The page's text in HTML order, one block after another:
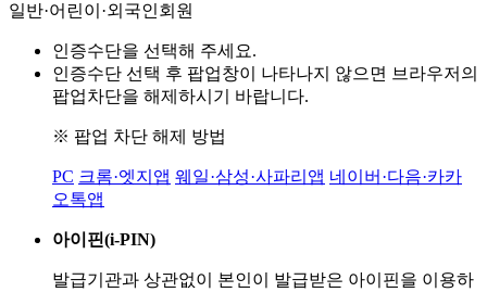
일반·어린이·외국인회원
인증수단을 선택해 주세요.
인증수단 선택 후 팝업창이 나타나지 않으면 브라우저의
팝업차단을 해제하시기 바랍니다.
※ 팝업 차단 해제 방법
PC 크롬·엣지앱 웨일·삼성·사파리앱 네이버·다음·카카
오톡앱
아이핀(i-PIN)
발급기관과 상관없이 본인이 발급받은 아이핀을 이용하